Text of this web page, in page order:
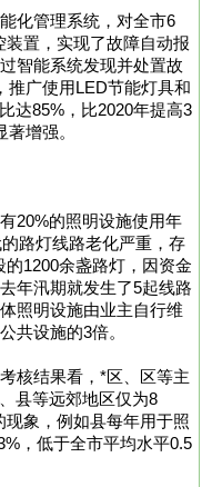
化管理系统，对全市6
置，实现了故障自动报
智能系统发现并处置故
推广使用LED节能灯具和
达85%，比2020年提高3
增强。
20%的照明设施使用年
路灯线路老化严重，存
1200余盏路灯，因资金
年汛期就发生了5起线路
照明设施由业主自行维
共设施的3倍。
核结果看，*区、区等主
县等远郊地区仅为8
象，例如县每年用于照
，低于全市平均水平0.5